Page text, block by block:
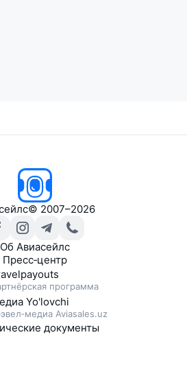
© 2007–2026
Об Авиасейлс
Пресс‑центр
программа
Yo'lovchi
Aviasales.uz
документы